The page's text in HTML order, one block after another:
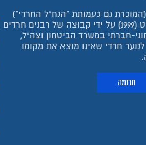
גם כעמותת "הנח"ל החרדי")
הוקמה בשנת התשנ"ט (1999) על ידי קבוצה של רבנים חרדים
חברתי במשרד הביטחון וצה"ל,
חרדי שאינו מוצא את מקומו
תרומה